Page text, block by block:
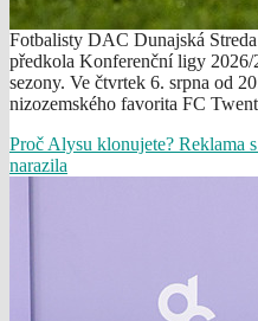
Fotbalisty DAC Dunajská
předkola Konferenční ligy 2026/
sezony. Ve čtvrtek 6. srpna od
nizozemského favorita FC
Proč Alysu klonujete? Reklama
narazila